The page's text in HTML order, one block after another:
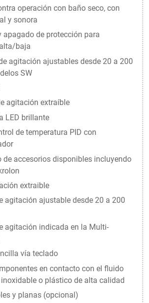
operación con baño seco, con
y sonora
apagado de protección para
baja
agitación ajustables desde 20 a 200
SW
agitación extraíble
LED brillante
de temperatura PID con
de accesorios disponibles incluyendo
extraible
agitación ajustable desde 20 a 200
agitación indicada en la Multi-
vía teclado
en contacto con el fluido
inoxidable o plástico de alta calidad
y planas (opcional)